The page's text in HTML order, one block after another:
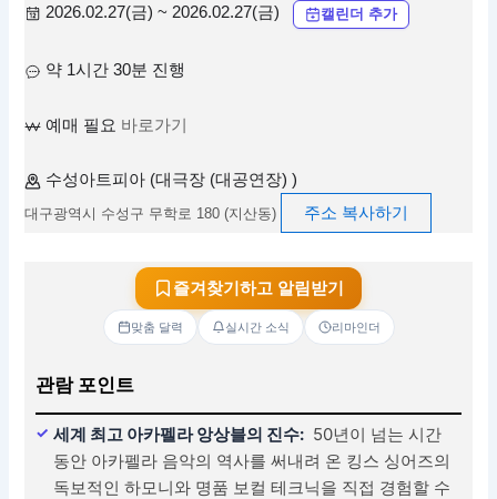
2026.02.27(금) ~ 2026.02.27(금) 캘린더 추가
약 1시간 30분 진행
예매 필요 바로가기
수성아트피아 (대극장 (대공연장) )
대구광역시 수성구 무학로 180 (지산동) 주소 복사하기
즐겨찾기하고 알림받기
맞춤 달력 실시간 소식 리마인더
관람 포인트
세계 최고 아카펠라 앙상블의 진수: 50년이 넘는 시간
동안 아카펠라 음악의 역사를 써내려 온 킹스 싱어즈의
독보적인 하모니와 명품 보컬 테크닉을 직접 경험할 수